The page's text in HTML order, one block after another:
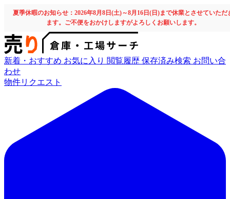
夏季休暇のお知らせ：2026年8月8日(土)～8月16日(日)まで休業とさせていただ
ます。ご不便をおかけしますがよろしくお願いします。
新着・おすすめ お気に入り 閲覧履歴 保存済み検索 お問い合
わせ
物件リクエスト